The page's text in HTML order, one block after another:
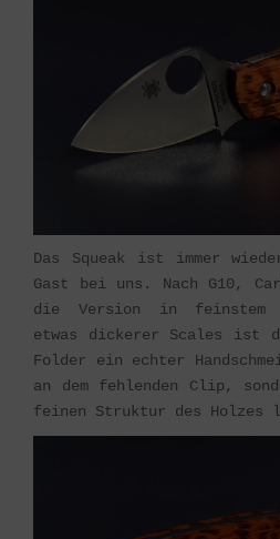
Das Squeak ist immer
Gast bei uns. Nach G10,
die Version in feinstem
etwas dickerer Scales ist
Folder ein echter
an dem fehlenden Clip,
feinen Struktur des Holzes